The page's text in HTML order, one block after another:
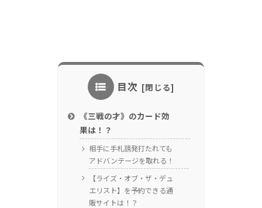
目次
《三戦の才》のカード効
果は！？
相手に手札誘発打たれても
アドバンテージを取れる！
【ライズ・オブ・ザ・デュ
エリスト】を予約できる通
販サイトは！？